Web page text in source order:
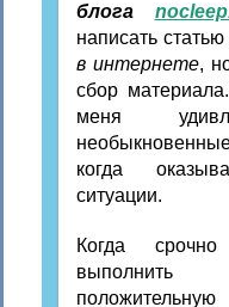
блога
написать
в интернете,
сбор
меня
когда
ситуации.
Когда
выполнить